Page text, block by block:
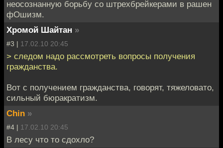
неосознанную борьбу со штрехбрейкерами в рашен
фОшизм.
Хромой Шайтан »
#3 | 17.02.10 20:45
> следом надо рассмотреть вопросы получения
гражданства.
Вот с получением гражданства, говорят, тяжеловато,
сильный бюракратизм.
Chin »
#4 | 17.02.10 20:45
В лесу что то сдохло?